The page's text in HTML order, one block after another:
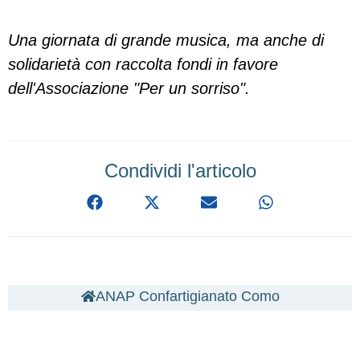
Una giornata di grande musica, ma anche di
solidarietà con raccolta fondi in favore
dell'Associazione "Per un sorriso".
Condividi l'articolo
ANAP Confartigianato Como